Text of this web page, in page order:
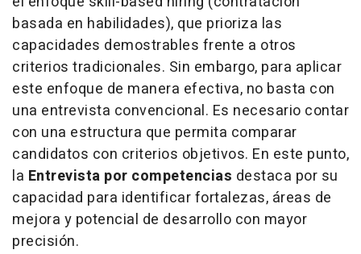
basada en habilidades), que prioriza las
capacidades demostrables frente a otros
criterios tradicionales. Sin embargo, para aplicar
este enfoque de manera efectiva, no basta con
una entrevista convencional. Es necesario contar
con una estructura que permita comparar
candidatos con criterios objetivos. En este punto,
la Entrevista por competencias destaca por su
capacidad para identificar fortalezas, áreas de
mejora y potencial de desarrollo con mayor
precisión.